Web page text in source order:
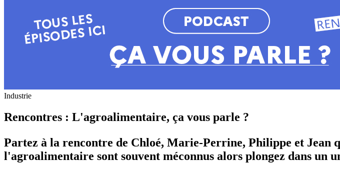
Industrie
Rencontres : L'agroalimentaire, ça vous parle ?
Partez à la rencontre de Chloé, Marie-Perrine, Philippe et Jean
l'agroalimentaire sont souvent méconnus alors plongez dans un